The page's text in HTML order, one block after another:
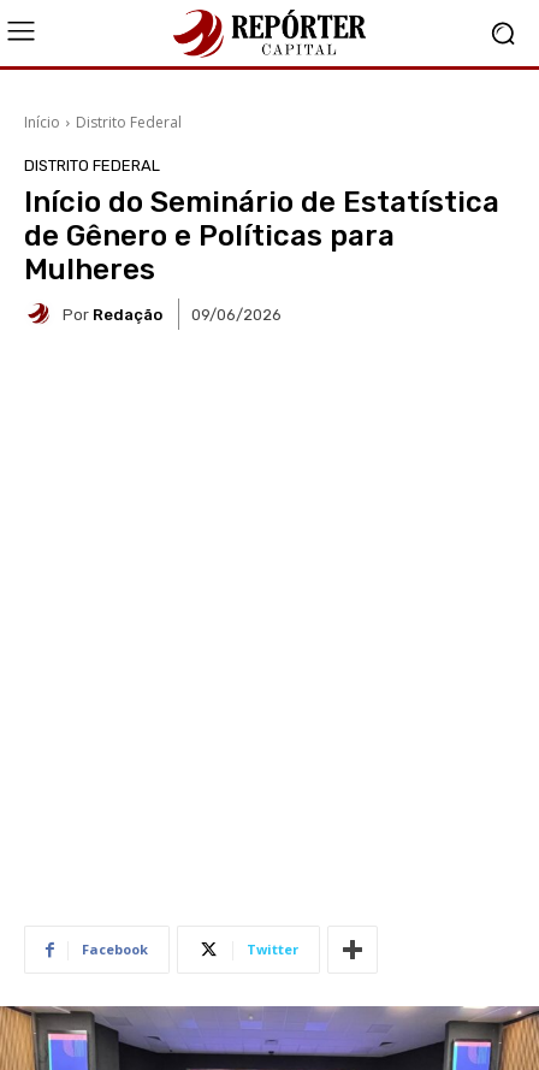
Início Distrito Federal
DISTRITO FEDERAL
Início do Seminário de Estatística
de Gênero e Políticas para
Mulheres
Por Redação 09/06/2026
Facebook Twitter